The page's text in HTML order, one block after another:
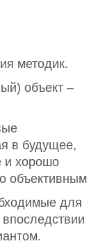
методик.
объект –
в будущее,
и хорошо
объективным
для